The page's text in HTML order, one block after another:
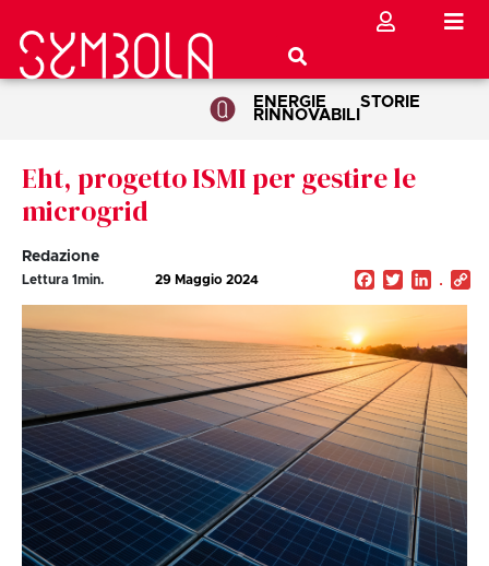
ENERGIE
RINNOVABILI
STORIE
Eht, progetto ISMI per gestire le
microgrid
Redazione
Lettura 1min. 29 Maggio 2024 Facebook
Twitter